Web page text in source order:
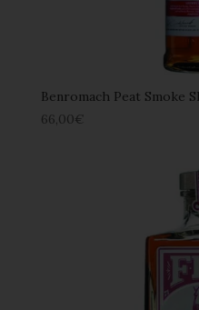
Benromach Peat Smoke
66,00€